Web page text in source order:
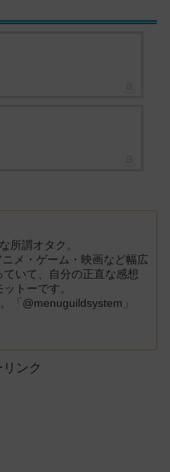
所謂オタク。
メ・ゲーム・映画など幅広
ていて、自分の正直な感想
トーです。
「@menuguildsystem」
ンク